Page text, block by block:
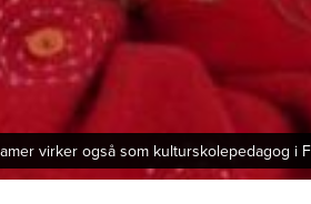
virker også som kulturskolepedagog i